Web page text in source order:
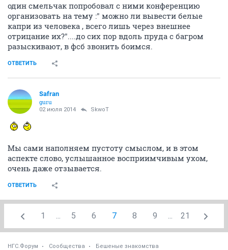
один смельчак попробовал с ними конференцию
организовать на тему :" можно ли вывести белые
капри из человека , всего лишь через внешнее
отрицание их?"....до сих пор вдоль пруда с багром
разыскивают, в фсб звонить боимся.
ОТВЕТИТЬ
Safran
guru
02 июля 2014 SkwоT
Мы сами наполняем пустоту смыслом, и в этом
аспекте слово, услышанное восприимчивым ухом,
очень даже отзывается.
ОТВЕТИТЬ
1 ... 5 6 7 8 9 ... 21
НГС.Форум Сообщества Бешеные знакомства